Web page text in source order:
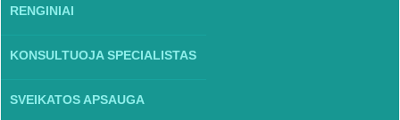
RENGINIAI
KONSULTUOJA SPECIALISTAS
SVEIKATOS APSAUGA